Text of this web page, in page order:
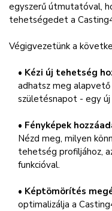
egyszerű útmutatóval,
tehetségedet a
Végigvezetünk a
• Kézi új tehetség
adhatsz meg
születésnapot - egy
• Fényképek
Nézd meg, milyen
tehetség profiljához,
funkcióval.
• Képtömörítés
optimalizálja a